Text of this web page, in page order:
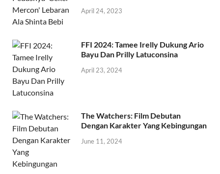
April 24, 2023
FFI 2024: Tamee Irelly Dukung Ario
Bayu Dan Prilly Latuconsina
April 23, 2024
The Watchers: Film Debutan
Dengan Karakter Yang Kebingungan
June 11, 2024